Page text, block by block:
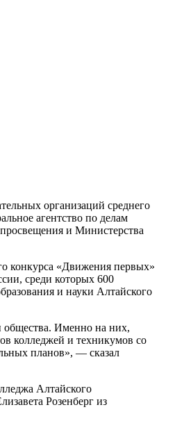
организаций среднего
агентство по делам
и Министерства
конкурса «Движения первых»
среди которых 600
и науки Алтайского
общества. Именно на них,
колледжей и техникумов со
планов», — сказал
Алтайского
Розенберг из